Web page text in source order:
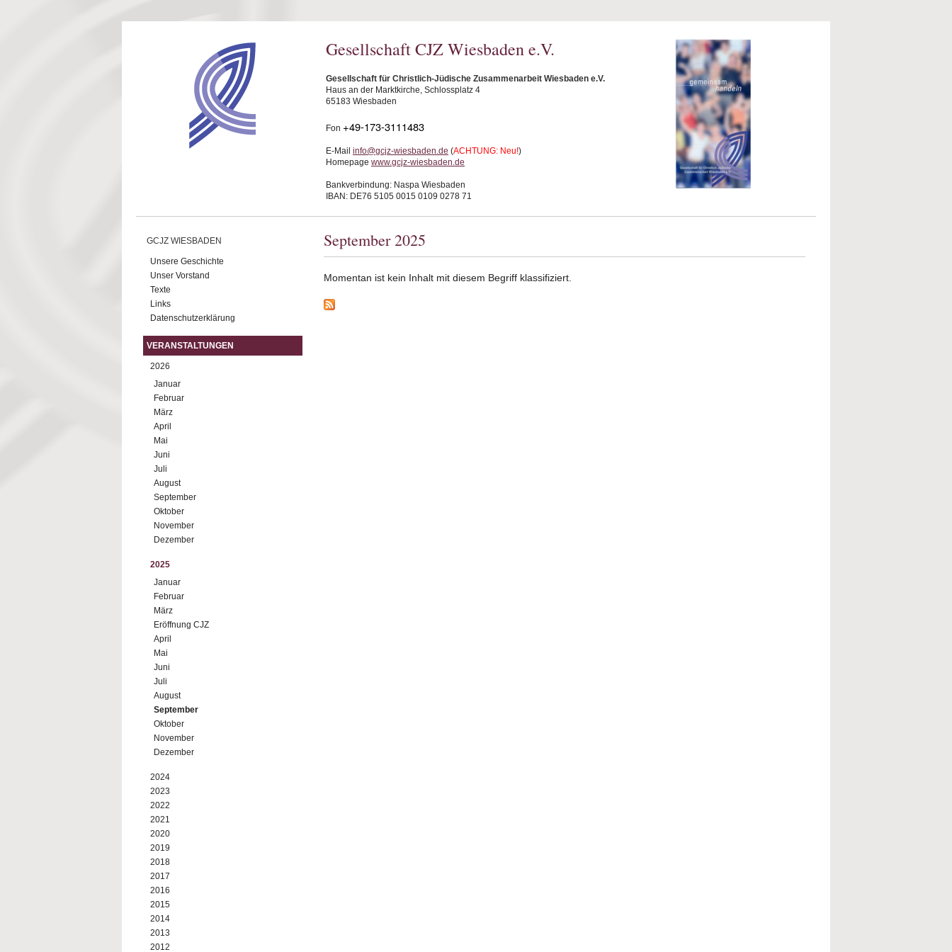
Gesellschaft CJZ Wiesbaden e.V.
Gesellschaft für Christlich-Jüdische Zusammenarbeit Wiesbaden e.V.
Haus an der Marktkirche, Schlossplatz 4
65183 Wiesbaden
Fon +49-173-3111483
E-Mail info@gcjz-wiesbaden.de (ACHTUNG: Neu!)
Homepage www.gcjz-wiesbaden.de
Bankverbindung: Naspa Wiesbaden
IBAN: DE76 5105 0015 0109 0278 71
GCJZ WIESBADEN
Unsere Geschichte
Unser Vorstand
Texte
Links
Datenschutzerklärung
VERANSTALTUNGEN
2026
Januar
Februar
März
April
Mai
Juni
Juli
August
September
Oktober
November
Dezember
2025
Januar
Februar
März
Eröffnung CJZ
April
Mai
Juni
Juli
August
September
Oktober
November
Dezember
2024
2023
2022
2021
2020
2019
2018
2017
2016
2015
2014
2013
2012
September 2025
Momentan ist kein Inhalt mit diesem Begriff klassifiziert.